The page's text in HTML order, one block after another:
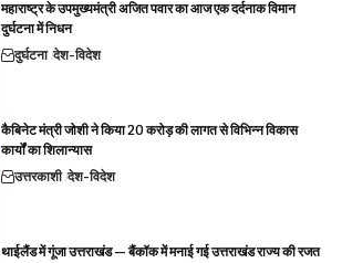
महाराष्ट्र के उपमुख्यमंत्री अजित पवार का आज एक दर्दनाक विमान
दुर्घटना में निधन
दुर्घटना देश-विदेश
कैबिनेट मंत्री जोशी ने किया 20 करोड़ की लागत से विभिन्न विकास
कार्यों का शिलान्यास
उत्तरकाशी देश-विदेश
थाईलैंड में गूंजा उत्तराखंड — बैंकॉक में मनाई गई उत्तराखंड राज्य की रजत